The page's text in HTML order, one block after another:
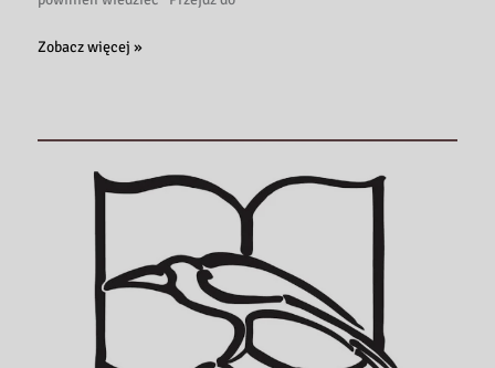
Książka
Libra!
Zobacz więcej »